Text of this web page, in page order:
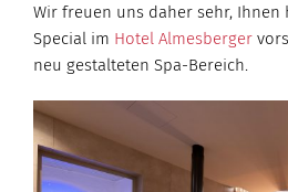
Wir freuen uns daher sehr, Ihnen
Special im Hotel Almesberger
neu gestalteten Spa-Bereich.